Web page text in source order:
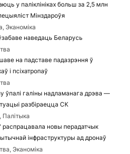
у паліклініках больш за 2,5 млн
Мінздароўя
Эканоміка
наведаць Беларусь
на падставе падазрэння ў
і псіхатропаў
ўпалі галіны надламанага дрэва —
разбіраецца СК
Палітыка
новы перадатчык
інфраструктуры ад дронаў
Эканоміка